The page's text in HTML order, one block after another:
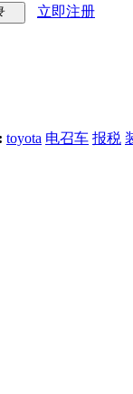
立即注册
toyota 电召车 报税